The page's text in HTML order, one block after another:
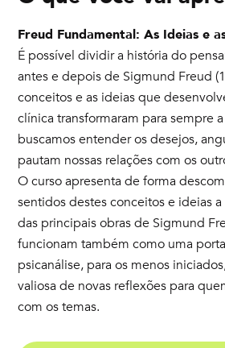
Freud Fundamental: As Ideias e
É possível dividir a história do
antes e depois de Sigmund Freud
conceitos e as ideias que
clínica transformaram para sempre
buscamos entender os desejos,
pautam nossas relações com os
O curso apresenta de forma
sentidos destes conceitos e ideias
das principais obras de Sigmund
funcionam também como uma
psicanálise, para os menos
valiosa de novas reflexões para
com os temas.